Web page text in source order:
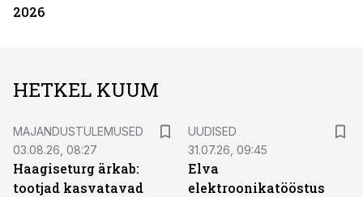
2026
HETKEL KUUM
MAJANDUSTULEMUSED
03.08.26, 08:27
Haagiseturg ärkab:
tootjad kasvatavad
UUDISED
31.07.26, 09:45
Elva
elektroonikatööstus